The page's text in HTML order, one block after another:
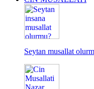
Seytan musallat